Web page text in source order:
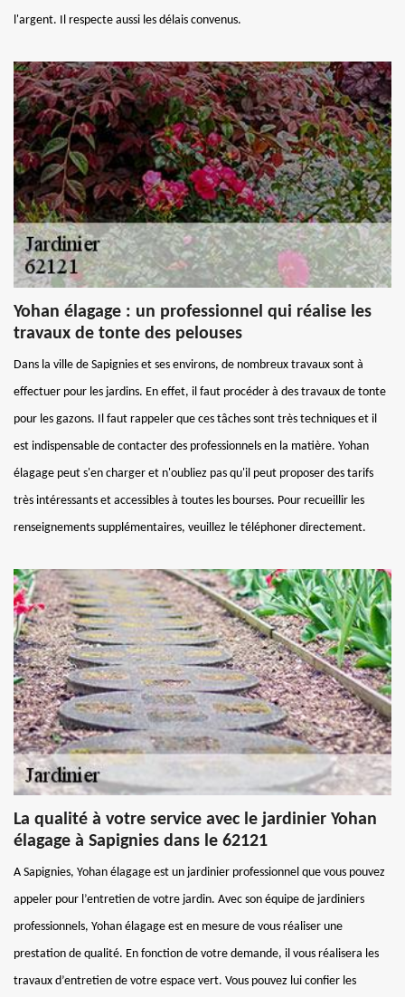
l'argent. Il respecte aussi les délais convenus.
Yohan élagage : un professionnel qui réalise les
travaux de tonte des pelouses
Dans la ville de Sapignies et ses environs, de nombreux travaux sont à
effectuer pour les jardins. En effet, il faut procéder à des travaux de tonte
pour les gazons. Il faut rappeler que ces tâches sont très techniques et il
est indispensable de contacter des professionnels en la matière. Yohan
élagage peut s'en charger et n'oubliez pas qu'il peut proposer des tarifs
très intéressants et accessibles à toutes les bourses. Pour recueillir les
renseignements supplémentaires, veuillez le téléphoner directement.
La qualité à votre service avec le jardinier Yohan
élagage à Sapignies dans le 62121
A Sapignies, Yohan élagage est un jardinier professionnel que vous pouvez
appeler pour l’entretien de votre jardin. Avec son équipe de jardiniers
professionnels, Yohan élagage est en mesure de vous réaliser une
prestation de qualité. En fonction de votre demande, il vous réalisera les
travaux d’entretien de votre espace vert. Vous pouvez lui confier les